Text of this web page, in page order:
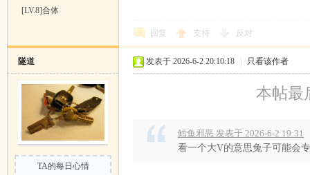
[LV.8]合体
回复 支持 反对
隧道
TA的每日心情
发表于 2026-6-2 20:10:18 只看该作者
本帖最
鳕鱼邪恶 发表于 2026-6-2 19:31
看一个大V的意思兔子可能会